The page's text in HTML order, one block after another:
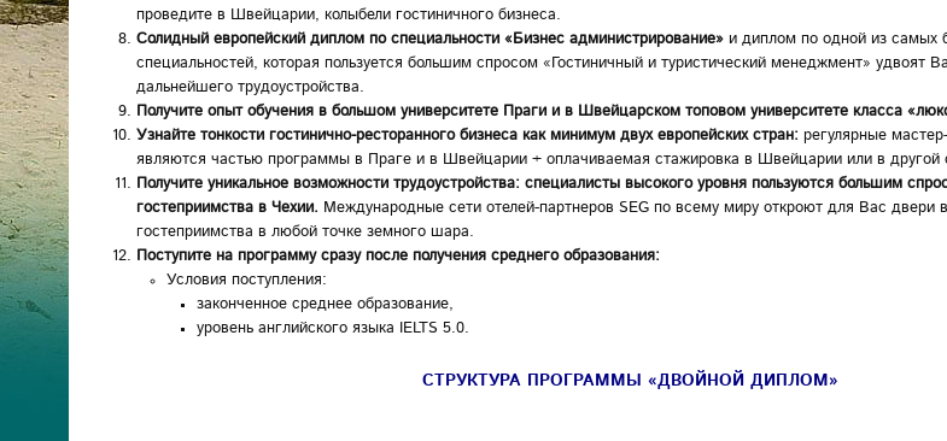
проведите в Швейцарии, колыбели гостиничного бизнеса.
Солидный европейский диплом по специальности «Бизнес администрирование» и диплом по одной из самых
специальностей, которая пользуется большим спросом «Гостиничный и туристический менеджмент» удвоят
дальнейшего трудоустройства.
Получите опыт обучения в большом университете Праги и в Швейцарском топовом университете класса
Узнайте тонкости гостинично-ресторанного бизнеса как минимум двух европейских стран: регулярные
являются частью программы в Праге и в Швейцарии + оплачиваемая стажировка в Швейцарии или в другой
Получите уникальное возможности трудоустройства: специалисты высокого уровня пользуются большим
гостеприимства в Чехии. Международные сети отелей-партнеров SEG по всему миру откроют для Вас двери
гостеприимства в любой точке земного шара.
Поступите на программу сразу после получения среднего образования:
Условия поступления:
законченное среднее образование,
уровень английского языка IELTS 5.0.
СТРУКТУРА ПРОГРАММЫ «ДВОЙНОЙ ДИПЛОМ»